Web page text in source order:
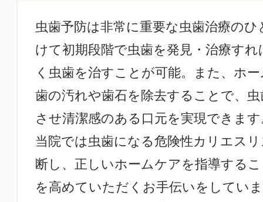
虫歯予防は非常に重要な虫歯治療の
けて初期段階で虫歯を発見・治療す
く虫歯を治すことが可能。また、ホ
歯の汚れや歯石を除去することで、
させ清潔感のある口元を実現できま
当院では虫歯になる危険性カリエス
断し、正しいホームケアを指導する
を高めていただくお手伝いをしてい